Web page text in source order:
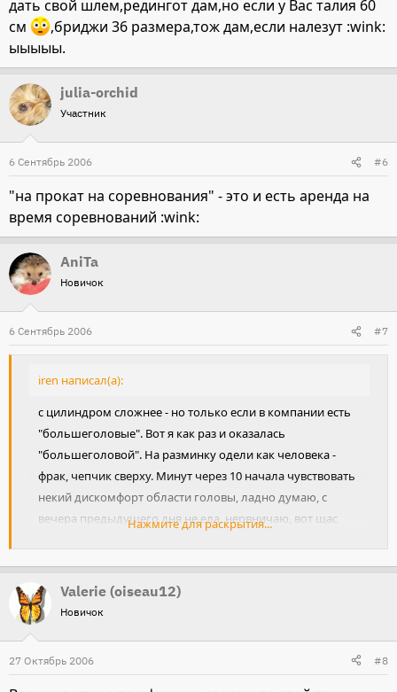
дать свой шлем,редингот дам,но если у Вас талия 60
см
,бриджи 36 размера,тож дам,если налезут :wink:
ыыыыы.
julia-orchid
Участник
6 Сентябрь 2006 #6
"на прокат на соревнования" - это и есть аренда на
время соревнований :wink:
AniTa
Новичок
6 Сентябрь 2006 #7
iren написал(а):
с цилиндром сложнее - но только если в компании есть
"большеголовые". Вот я как раз и оказалась
"большеголовой". На разминку одели как человека -
фрак, чепчик сверху. Минут через 10 начала чувствовать
некий дискомфорт области головы, ладно думаю, с
вечера предыдущего дня не ела, нервничаю, вот щас
- и, о чудо, головка сразу и прошла! теперь думаю
завести бушный на следующий сезон
Нажмите для раскрытия...
Valerie (oiseau12)
Новичок
27 Октябрь 2006 #8